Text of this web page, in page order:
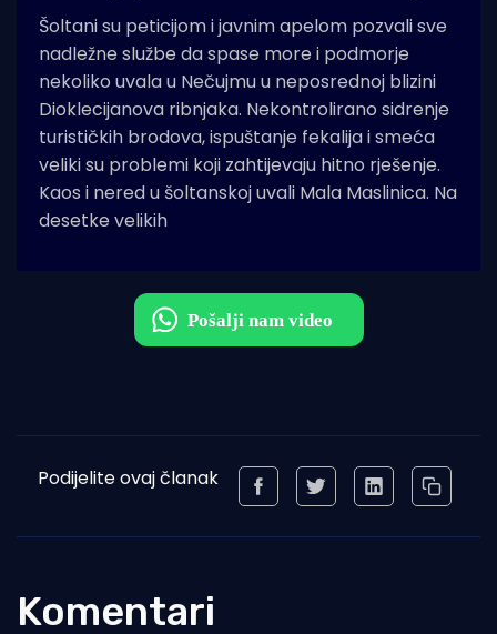
Šoltani su peticijom i javnim apelom pozvali sve
nadležne službe da spase more i podmorje
nekoliko uvala u Nečujmu u neposrednoj blizini
Dioklecijanova ribnjaka. Nekontrolirano sidrenje
turističkih brodova, ispuštanje fekalija i smeća
veliki su problemi koji zahtijevaju hitno rješenje.
Kaos i nered u šoltanskoj uvali Mala Maslinica. Na
desetke velikih
Podijelite ovaj članak
Komentari